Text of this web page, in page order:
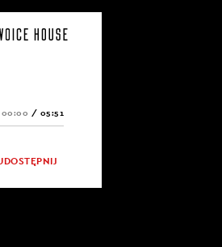
00:00 / 05:51